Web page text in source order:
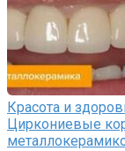
Красота и
Циркониевые